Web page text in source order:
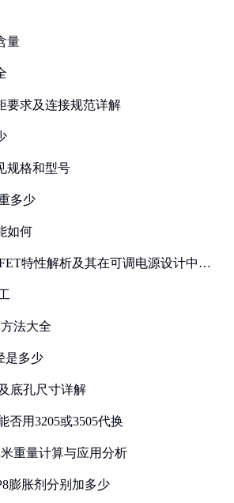
量
要求及连接规范详解
规格和型号
多少
如何
特性解析及其在可调电源设计中的
法大全
是多少
底孔尺寸详解
否用3205或3505代换
重量计算与应用分析
膨胀剂分别加多少